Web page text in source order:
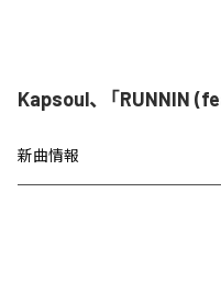
Kapsoul、「RUNNIN
新曲情報